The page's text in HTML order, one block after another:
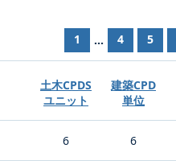
1 ... 4 5
土木CPDS
ユニット
建築CPD
単位
6 6